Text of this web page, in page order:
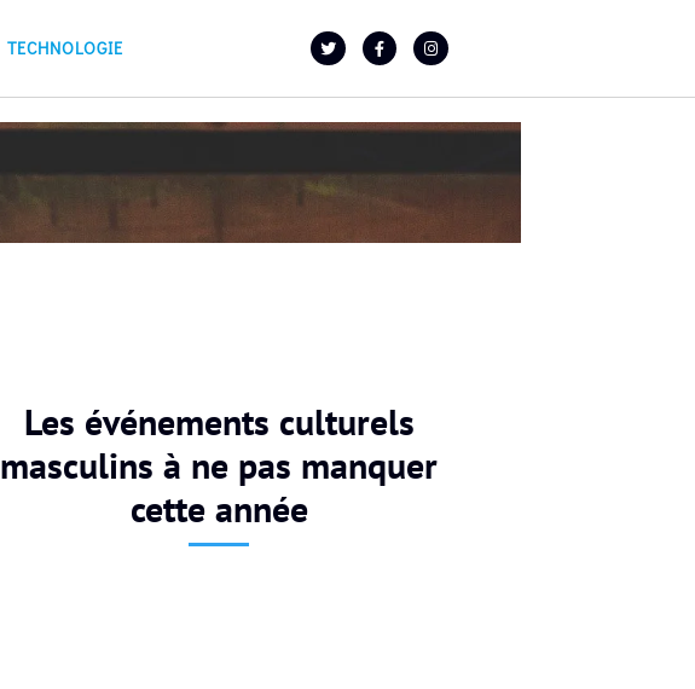
TECHNOLOGIE
Les événements culturels
masculins à ne pas manquer
cette année